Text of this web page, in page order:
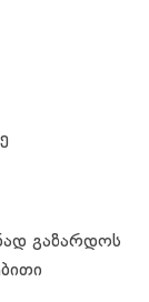
გაზარდოს